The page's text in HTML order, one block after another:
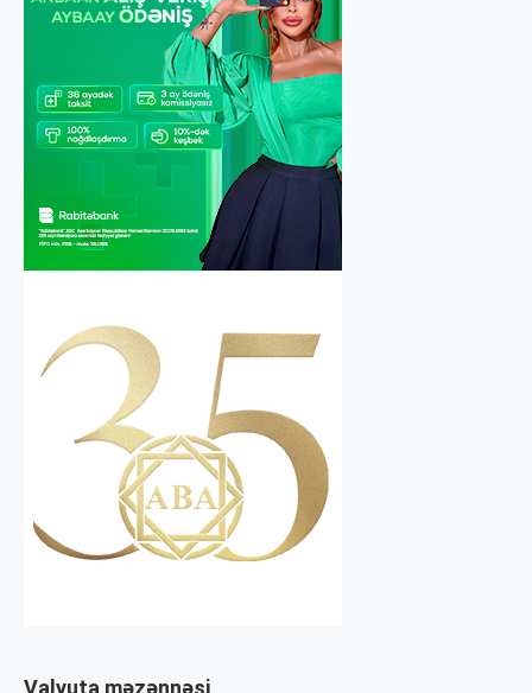
Valyuta məzənnəsi